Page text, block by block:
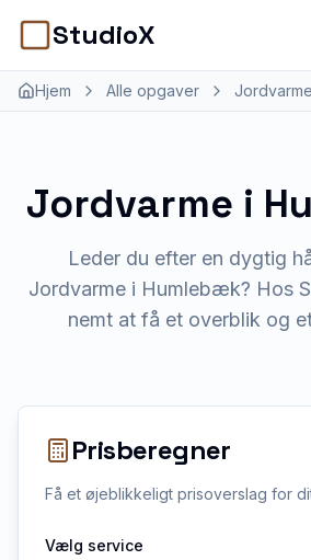
StudioX
Hjem Alle opgaver Jordvarme
Jordvarme i
Leder du efter en dygtig
Jordvarme i Humlebæk? Hos
nemt at få et overblik og
Prisberegner
Få et øjeblikkeligt prisoverslag for
Vælg service